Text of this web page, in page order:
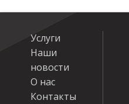
Услуги
Наши
новости
О нас
Контакты